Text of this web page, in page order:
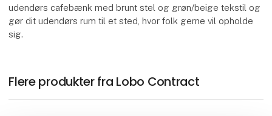
udendørs cafebænk med brunt stel og grøn/beige tekstil og
gør dit udendørs rum til et sted, hvor folk gerne vil opholde
sig.
Flere produkter fra Lobo Contract